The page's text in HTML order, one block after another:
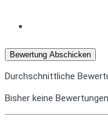
Bewertung Abschicken
Durchschnittliche
Bisher keine